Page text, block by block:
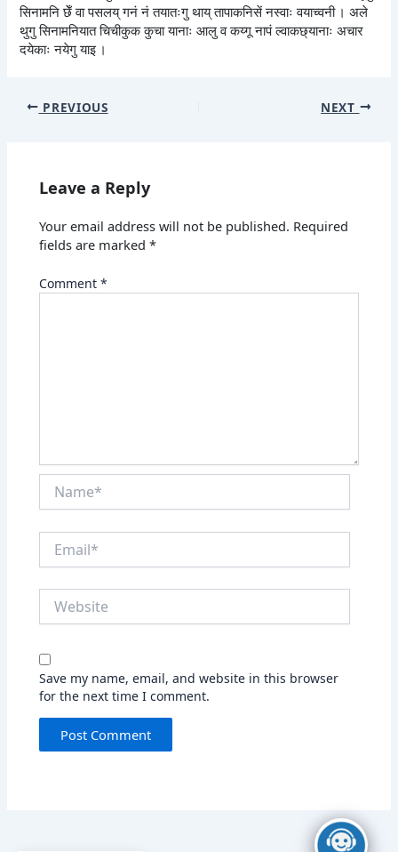
सिनामनि छेँ वा पसलय् गनं नं तयातःगु थाय् तापाकनिसें नस्वाः वयाच्वनी । अले
थुगु सिनामनियात चिचीकुक कुचा यानाः आलु व कय्गू नापं ल्वाकछ्यानाः अचार
दयेकाः नयेगु याइ ।
PREVIOUS NEXT
Leave a Reply
Your email address will not be published. Required
fields are marked*
Comment*
Save my name, email, and website in this browser
for the next time I comment.